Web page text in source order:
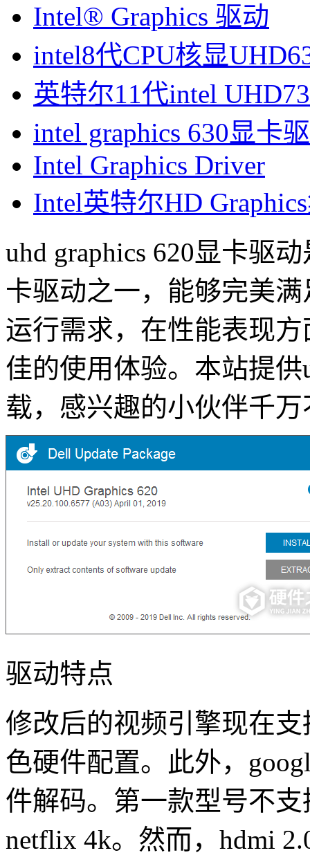
Intel® Graphics 驱动
intel8代CPU核显
英特尔11代intel
intel graphics 630显卡
Intel Graphics Driver
Intel英特尔HD
uhd graphics 620显卡驱
卡驱动之一，能够完美
运行需求，在性能表现
佳的使用体验。本站提供
载，感兴趣的小伙伴千
驱动特点
修改后的视频引擎现在支
色硬件配置。此外，
件解码。第一款型号不
netflix 4k。然而，hdmi